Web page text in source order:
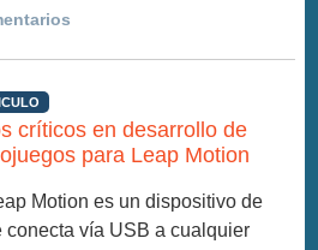
críticos en desarrollo de
para Leap Motion
Motion es un dispositivo de
conecta vía USB a cualquier